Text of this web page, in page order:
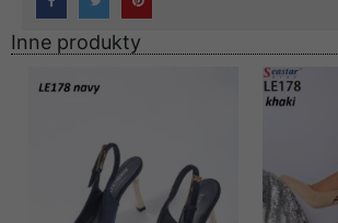
Inne produkty